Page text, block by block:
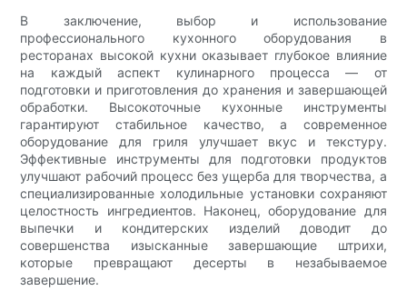
В заключение, выбор и использование
профессионального кухонного оборудования в
ресторанах высокой кухни оказывает глубокое влияние
на каждый аспект кулинарного процесса — от
подготовки и приготовления до хранения и завершающей
обработки. Высокоточные кухонные инструменты
гарантируют стабильное качество, а современное
оборудование для гриля улучшает вкус и текстуру.
Эффективные инструменты для подготовки продуктов
улучшают рабочий процесс без ущерба для творчества, а
специализированные холодильные установки сохраняют
целостность ингредиентов. Наконец, оборудование для
выпечки и кондитерских изделий доводит до
совершенства изысканные завершающие штрихи,
которые превращают десерты в незабываемое
завершение.